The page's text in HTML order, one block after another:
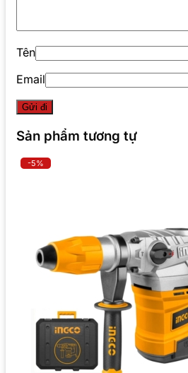
Tên
Email
Sản phẩm tương tự
-5%